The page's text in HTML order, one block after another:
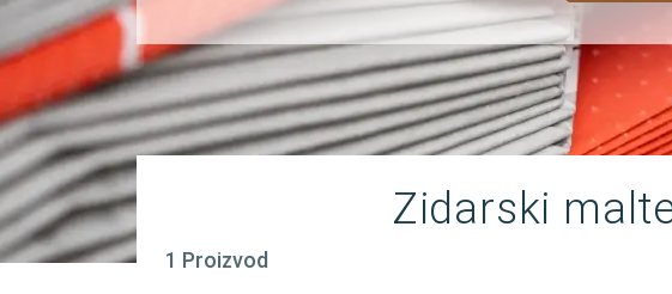
Zidarski
1 Proizvod